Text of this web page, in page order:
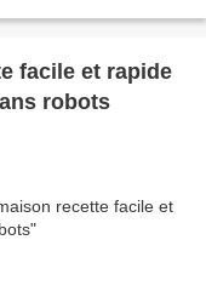
facile et rapide
robots